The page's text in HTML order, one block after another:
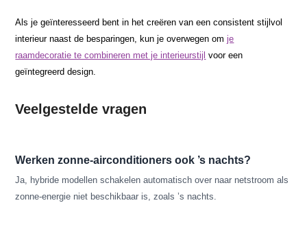
Als je geïnteresseerd bent in het creëren van een consistent stijlvol
interieur naast de besparingen, kun je overwegen omje
raamdecoratie te combineren met je interieurstijl voor een
geïntegreerd design.
Veelgestelde vragen
Werken zonne-airconditioners ook ’s nachts?
Ja, hybride modellen schakelen automatisch over naar netstroom als
zonne-energie niet beschikbaar is, zoals ’s nachts.